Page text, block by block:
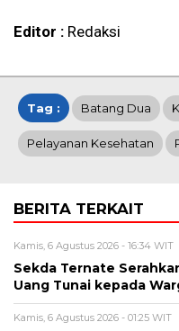
Editor : Redaksi
Tag : Batang Dua
Pelayanan Kesehatan
BERITA TERKAIT
Kamis, 6 Agustus 2026 - 16:34 WIT
Sekda Ternate
Uang Tunai kepada
Kamis, 6 Agustus 2026 - 01:25 WIT